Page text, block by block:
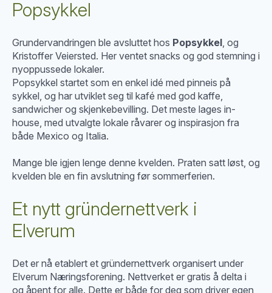
Popsykkel
Grundervandringen ble avsluttet hos Popsykkel, og
Kristoffer Veiersted. Her ventet snacks og god stemning i
nyoppussede lokaler.
Popsykkel startet som en enkel idé med pinneis på
sykkel, og har utviklet seg til kafé med god kaffe,
sandwicher og skjenkebevilling. Det meste lages in-
house, med utvalgte lokale råvarer og inspirasjon fra
både Mexico og Italia.
Mange ble igjen lenge denne kvelden. Praten satt løst, og
kvelden ble en fin avslutning før sommerferien.
Et nytt gründernettverk i
Elverum
Det er nå etablert et gründernettverk organisert under
Elverum Næringsforening. Nettverket er gratis å delta i
og åpent for alle. Dette er både for deg som driver egen